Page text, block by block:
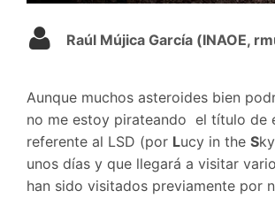
Raúl Mújica García (INAOE,
Aunque muchos asteroides bien
no me estoy pirateando el título de
referente al LSD (por Lucy in the S
unos días y que llegará a visitar
han sido visitados previamente por